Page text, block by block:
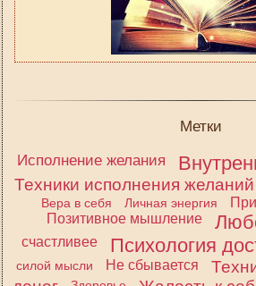
Метки
Исполнение желания
Техники исполнения желаний
Вера в себя Личная энергия
Позитивное мышление
счастливее
Психология
силой мысли
Не сбывается